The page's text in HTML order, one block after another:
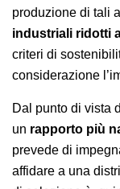
produzione di tali
industriali ridotti
criteri di
considerazione
Dal punto di vista
un rapporto più
prevede di
affidare a una